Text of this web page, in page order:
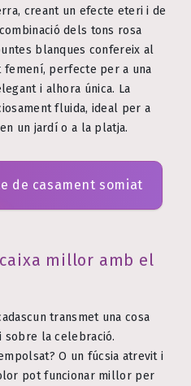
creant un efecte eteri i de
dels tons rosa
blanques confereix al
perfecte per a una
i alhora única. La
fluida, ideal per a
un jardí o a la platja.
de casament somiat
millor amb el
transmet una cosa
sobre la celebració.
O un fúcsia atrevit i
pot funcionar millor per